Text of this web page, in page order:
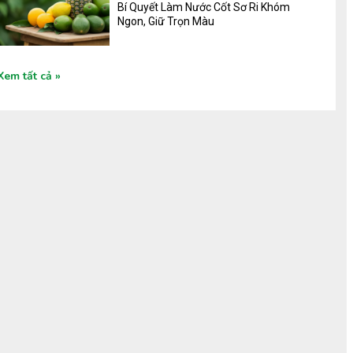
Bí Quyết Làm Nước Cốt Sơ Ri Khóm
Ngon, Giữ Trọn Màu
tất cả